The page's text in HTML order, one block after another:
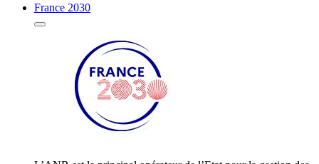
France 2030